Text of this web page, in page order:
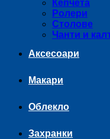
Кепчета
Ролери
Столове
Чанти и
Аксесоари
Макари
Облекло
Захранки